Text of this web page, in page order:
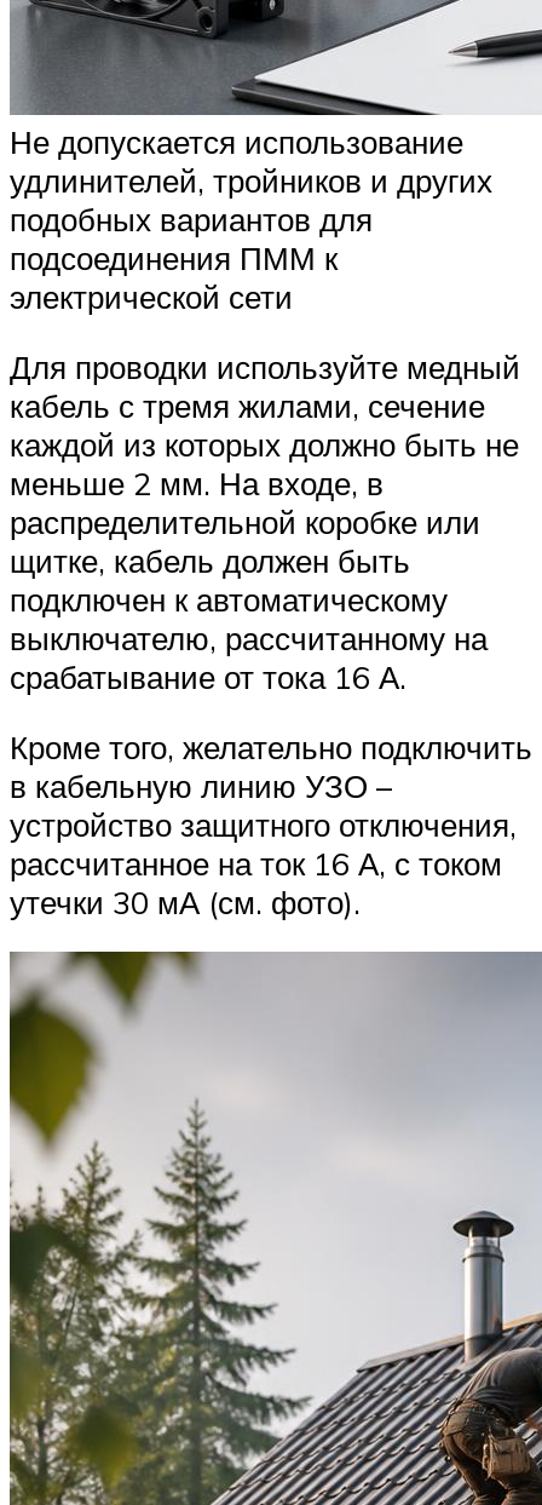
Не допускается использование
удлинителей, тройников и других
подобных вариантов для
подсоединения ПММ к
электрической сети
Для проводки используйте медный
кабель с тремя жилами, сечение
каждой из которых должно быть не
меньше 2 мм. На входе, в
распределительной коробке или
щитке, кабель должен быть
подключен к автоматическому
выключателю, рассчитанному на
срабатывание от тока 16 А.
Кроме того, желательно подключить
в кабельную линию УЗО –
устройство защитного отключения,
рассчитанное на ток 16 А, с током
утечки 30 мА (см. фото).